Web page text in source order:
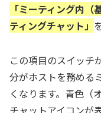
「ミーティング内
ティングチャット」
この項目のスイッチ
分がホストを務める
くなります。青色（
チャットアイコンが